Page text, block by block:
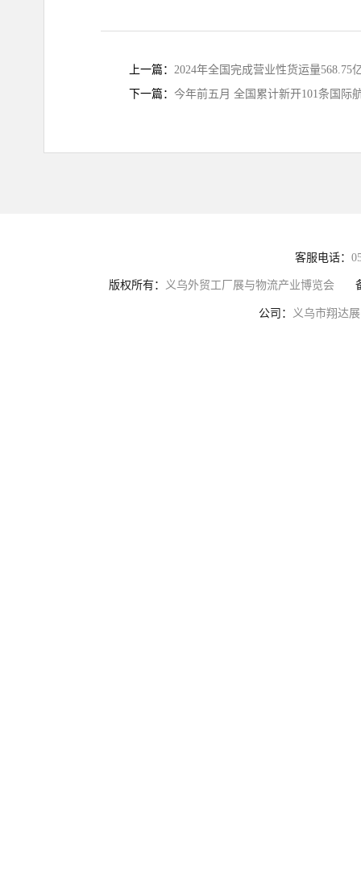
上一篇： 2024年全国完成营业性货运量568.75
下一篇： 今年前五月 全国累计新开101条国际
客服电话：
版权所有： 义乌外贸工厂展与物流产业博览会
公司： 义乌市翔达